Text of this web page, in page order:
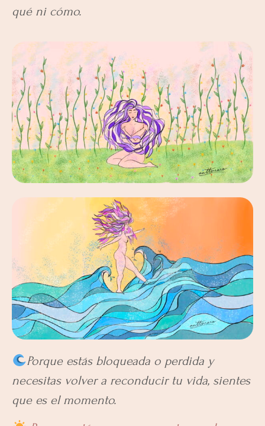
qué ni cómo.
Porque estás bloqueada o perdida y
necesitas volver a reconducir tu vida, sientes
que es el momento.